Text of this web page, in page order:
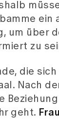
ein
um über
zu
die
Nach
geht.